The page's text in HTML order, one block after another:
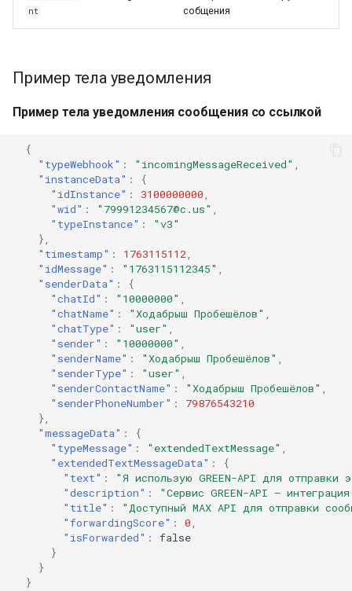
nt
собщения
Пример тела уведомления
Пример тела уведомления сообщения со ссылкой
{
"typeWebhook" : "incomingMessageReceived" ,
"instanceData" :
{
"idInstance" : 3100000000,
"wid" : "79991234567@c.us" ,
"typeInstance" :
"v3"
},
"timestamp" : 1763115112,
"idMessage" : "1763115112345" ,
"senderData" :
{
"chatId" : "10000000" ,
"chatName" : "Ходабрыш Пробешёлов" ,
"chatType" : "user" ,
"sender" : "10000000" ,
"senderName" : "Ходабрыш Пробешёлов" ,
"senderType" : "user" ,
"senderContactName" : "Ходабрыш Пробешёлов" ,
"senderPhoneNumber" :
79876543210
},
"messageData" :
{
"typeMessage" : "extendedTextMessage" ,
"extendedTextMessageData" :
{
"text" :
"Я использую GREEN-API для
"description" :
"Сервис GREEN-API —
"title" :
"Доступный MAX API для отправки
"forwardingScore" : 0,
"isForwarded" :
false
}
}
}